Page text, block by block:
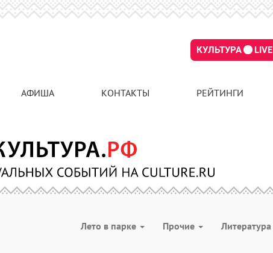
КУЛЬТУРА LIVE
АФИША КОНТАКТЫ РЕЙТИНГИ
Лето в парке Прочие Литература